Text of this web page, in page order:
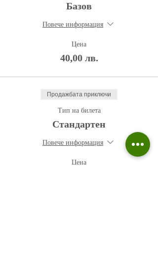
Базов
Повече информация
Цена
40,00 лв.
Продажбата приключи
Тип на билета
Стандартен
Повече информация
Цена